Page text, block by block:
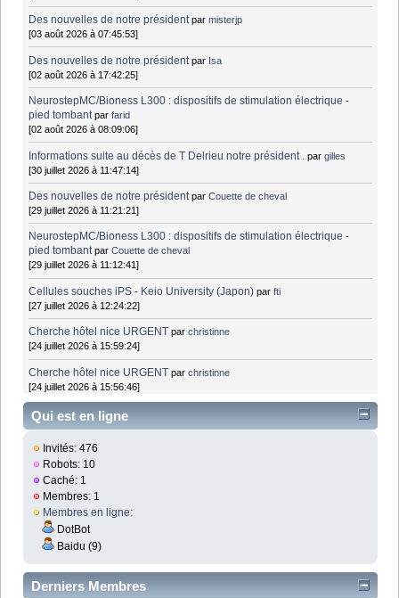
Des nouvelles de notre président parmisterjp
[03 août 2026 à 07:45:53]
Des nouvelles de notre président par Isa
[02 août 2026 à 17:42:25]
NeurostepMC/Bioness L300 : dispositifs de stimulation électrique -
pied tombant parfarid
[02 août 2026 à 08:09:06]
Informations suite au décès de T Delrieu notre président . pargilles
[30 juillet 2026 à 11:47:14]
Des nouvelles de notre président parCouette de cheval
[29 juillet 2026 à 11:21:21]
NeurostepMC/Bioness L300 : dispositifs de stimulation électrique -
pied tombant parCouette de cheval
[29 juillet 2026 à 11:12:41]
Cellules souches iPS - Keio University (Japon) parfti
[27 juillet 2026 à 12:24:22]
Cherche hôtel nice URGENT parchristinne
[24 juillet 2026 à 15:59:24]
Cherche hôtel nice URGENT parchristinne
[24 juillet 2026 à 15:56:46]
Qui est en ligne
Invités: 476
Robots: 10
Caché: 1
Membres: 1
Membres en ligne:
DotBot
Baidu (9)
Derniers Membres